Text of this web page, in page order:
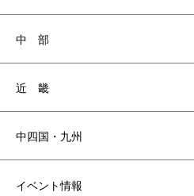
中 部
近 畿
中四国・九州
イベント情報